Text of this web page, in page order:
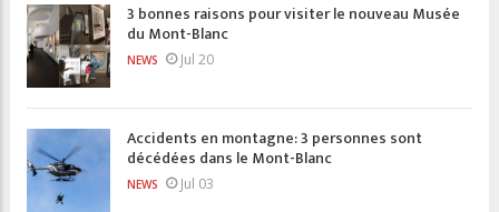
3 bonnes raisons pour visiter le nouveau Musée
du Mont-Blanc
NEWS Jul 20
Accidents en montagne: 3 personnes sont
décédées dans le Mont-Blanc
NEWS Jul 03